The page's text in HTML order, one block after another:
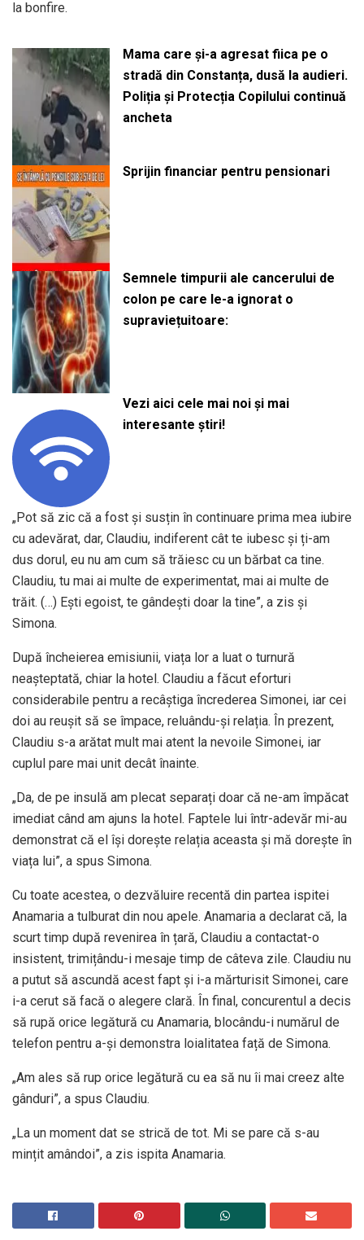
la bonfire.
Mama care și-a agresat fiica pe o
stradă din Constanța, dusă la audieri.
Poliția și Protecția Copilului continuă
ancheta
Sprijin financiar pentru pensionari
Semnele timpurii ale cancerului de
colon pe care le-a ignorat o
supraviețuitoare:
Vezi aici cele mai noi și mai
interesante știri!
„Pot să zic că a fost și susțin în continuare prima mea iubire
cu adevărat, dar, Claudiu, indiferent cât te iubesc și ți-am
dus dorul, eu nu am cum să trăiesc cu un bărbat ca tine.
Claudiu, tu mai ai multe de experimentat, mai ai multe de
trăit. (…) Ești egoist, te gândești doar la tine”, a zis și
Simona.
După încheierea emisiunii, viața lor a luat o turnură
neașteptată, chiar la hotel. Claudiu a făcut eforturi
considerabile pentru a recâștiga încrederea Simonei, iar cei
doi au reușit să se împace, reluându-și relația. În prezent,
Claudiu s-a arătat mult mai atent la nevoile Simonei, iar
cuplul pare mai unit decât înainte.
„Da, de pe insulă am plecat separați doar că ne-am împăcat
imediat când am ajuns la hotel. Faptele lui într-adevăr mi-au
demonstrat că el își dorește relația aceasta și mă dorește în
viața lui”, a spus Simona.
Cu toate acestea, o dezvăluire recentă din partea ispitei
Anamaria a tulburat din nou apele. Anamaria a declarat că, la
scurt timp după revenirea în țară, Claudiu a contactat-o
insistent, trimițându-i mesaje timp de câteva zile. Claudiu nu
a putut să ascundă acest fapt și i-a mărturisit Simonei, care
i-a cerut să facă o alegere clară. În final, concurentul a decis
să rupă orice legătură cu Anamaria, blocându-i numărul de
telefon pentru a-și demonstra loialitatea față de Simona.
„Am ales să rup orice legătură cu ea să nu îi mai creez alte
gânduri”, a spus Claudiu.
„La un moment dat se strică de tot. Mi se pare că s-au
mințit amândoi”, a zis ispita Anamaria.